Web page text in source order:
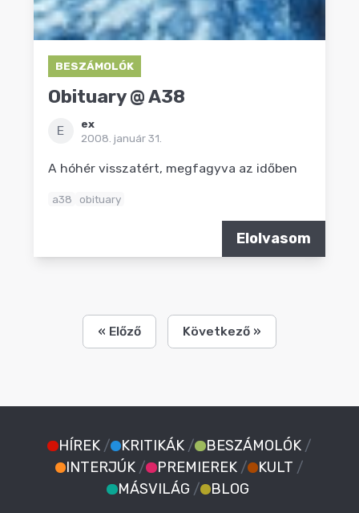
BESZÁMOLÓK
Obituary @ A38
E
ex
2008. január 31.
A hóhér visszatért, megfagyva az időben
a38 obituary
Elolvasom
« Előző Következő »
HÍREK / KRITIKÁK / BESZÁMOLÓK /
INTERJÚK / PREMIEREK / KULT /
MÁSVILÁG / BLOG